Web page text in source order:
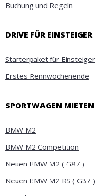
Buchung und Regeln
DRIVE FÜR EINSTEIGER
Starterpaket für Einsteiger
Erstes Rennwochenende
SPORTWAGEN MIETEN
BMW M2
BMW M2 Competition
Neuen BMW M2 ( G87 )
Neuen BMW M2 RS ( G87 )